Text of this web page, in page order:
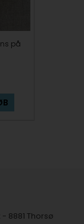
på
8881 Thorsø